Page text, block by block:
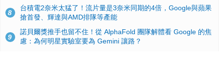
8
台積電2奈米太猛了！流片量是3奈米同期的4倍，Google與蘋果
搶首發、輝達與AMD排隊等產能
9
諾貝爾獎推手也留不住！從 AlphaFold 團隊解體看 Google 的焦
慮：為何明星實驗室要為 Gemini 讓路？